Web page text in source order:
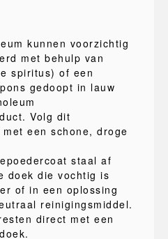
kunnen voorzichtig
met behulp van
spiritus) of een
gedoopt in lauw
Volg dit
een schone, droge
staal af
doek die vochtig is
of in een oplossing
reinigingsmiddel.
direct met een